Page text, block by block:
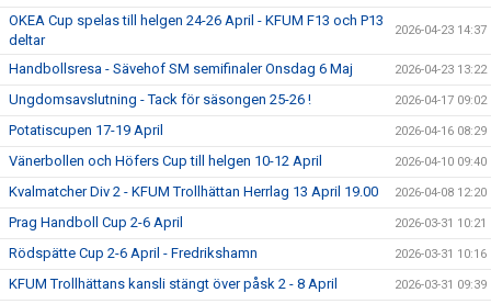
OKEA Cup spelas till helgen 24-26 April - KFUM F13 och P13
deltar
2026-04-23 14:37
Handbollsresa - Sävehof SM semifinaler Onsdag 6 Maj 2026-04-23 13:22
Ungdomsavslutning - Tack för säsongen 25-26 ! 2026-04-17 09:02
Potatiscupen 17-19 April 2026-04-16 08:29
Vänerbollen och Höfers Cup till helgen 10-12 April 2026-04-10 09:40
Kvalmatcher Div 2 - KFUM Trollhättan Herrlag 13 April 19.00 2026-04-08 12:20
Prag Handboll Cup 2-6 April 2026-03-31 10:21
Rödspätte Cup 2-6 April - Fredrikshamn 2026-03-31 10:16
KFUM Trollhättans kansli stängt över påsk 2 - 8 April 2026-03-31 09:39